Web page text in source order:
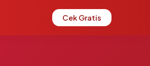
Cek Gratis